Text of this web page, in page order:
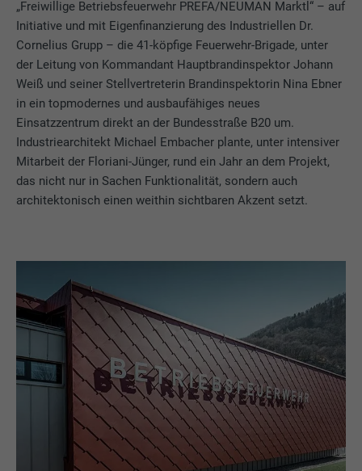
„Freiwillige Betriebsfeuerwehr PREFA/NEUMAN Marktl“ – auf
Initiative und mit Eigenfinanzierung des Industriellen Dr.
Cornelius Grupp – die 41-köpfige Feuerwehr-Brigade, unter
der Leitung von Kommandant Hauptbrandinspektor Johann
Weiß und seiner Stellvertreterin Brandinspektorin Nina Ebner
in ein topmodernes und ausbaufähiges neues
Einsatzzentrum direkt an der Bundesstraße B20 um.
Industriearchitekt Michael Embacher plante, unter intensiver
Mitarbeit der Floriani-Jünger, rund ein Jahr an dem Projekt,
das nicht nur in Sachen Funktionalität, sondern auch
architektonisch einen weithin sichtbaren Akzent setzt.